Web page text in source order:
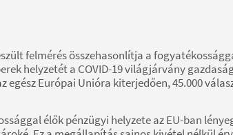
felmérés összehasonlítja a
helyzetét a COVID-19 világjárvány
egész Európai Unióra kiterjedően, 45.000
élők pénzügyi helyzete az EU-ban